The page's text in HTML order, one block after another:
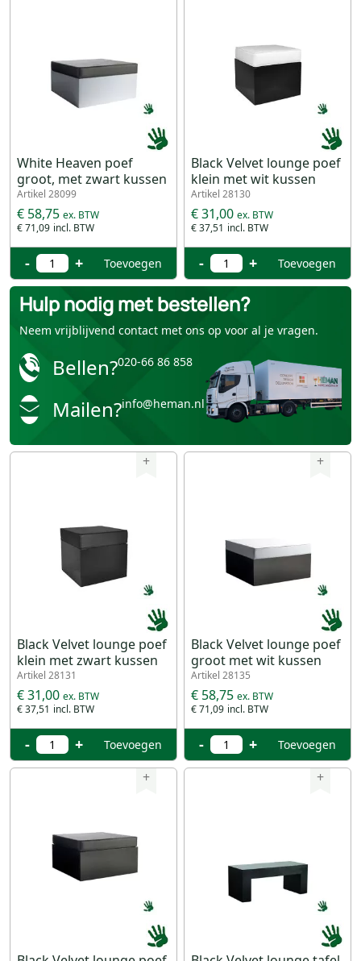
White Heaven poef
groot, met zwart kussen
Artikel 28099
€ 71,09
€ 58,75
- + Toevoegen
Black Velvet lounge poef
klein met wit kussen
Artikel 28130
€ 37,51
€ 31,00
- + Toevoegen
Hulp nodig met bestellen?
Neem vrijblijvend contact met ons op voor al je vragen.
Bellen?020-66 86 858
Mailen?info@heman.nl
+
Black Velvet lounge poef
klein met zwart kussen
Artikel 28131
€ 37,51
€ 31,00
- + Toevoegen
+
Black Velvet lounge poef
groot met wit kussen
Artikel 28135
€ 71,09
€ 58,75
- + Toevoegen
+ +